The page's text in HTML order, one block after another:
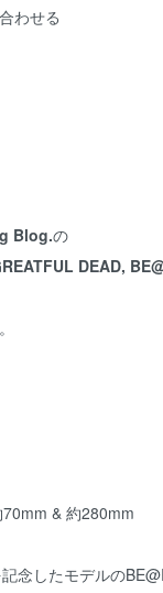
わせる
Blog.の
DEAD,
& 約280mm
念したモデルの